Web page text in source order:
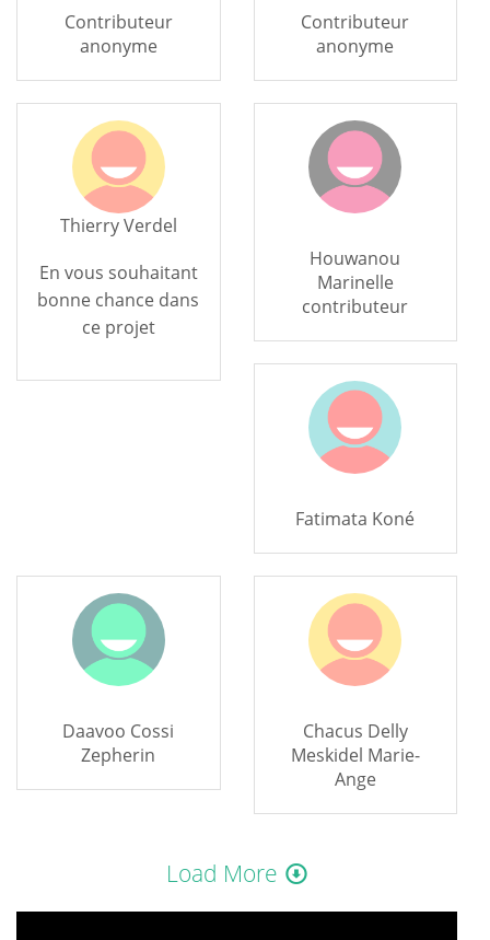
Contributeur
anonyme
Contributeur
anonyme
Thierry Verdel
En vous souhaitant
bonne chance dans
ce projet
Houwanou
Marinelle
contributeur
Fatimata Koné
Daavoo Cossi
Zepherin
Chacus Delly
Meskidel Marie-
Ange
Load More